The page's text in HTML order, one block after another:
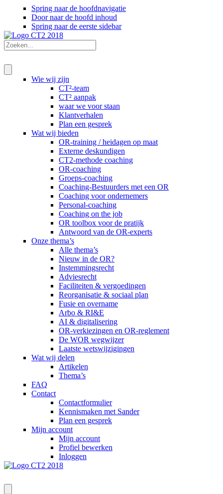
Spring naar de hoofdnavigatie
Door naar de hoofd inhoud
Spring naar de eerste sidebar
Wie wij zijn
CT²-team
CT² aanpak
waar we voor staan
Klantverhalen
Plan een gesprek
Wat wij bieden
OR-training / heidagen op maat
Externe deskundigen
CT2-methode coaching
OR-coaching
Groeps-coaching
Coaching-Bestuurders met een OR
Coaching voor ondernemers
Personal-coaching
Coaching on the job
OR toolbox voor de pratijk
Antwoord van de OR-experts
Onze thema’s
Alle thema’s
Nieuw in de OR?
Instemmingsrecht
Adviesrecht
Faciliteiten & vergoedingen
Reorganisatie & sociaal plan
Fusie en overname
Arbo & RI&E
AI & digitalisering
OR-verkiezingen en OR-reglement
De WOR wegwijzer
Laatste wetswijzigingen
Wat wij delen
Artikelen
Thema’s
FAQ
Contact
Contactformulier
Kennismaken met Sander
Plan een gesprek
Mijn account
Mijn account
Profiel bewerken
Inloggen